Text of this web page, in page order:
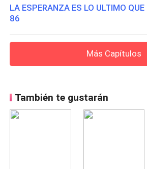
LA ESPERANZA ES LO ULTIMO
86
Más Capítulos
También te gustarán